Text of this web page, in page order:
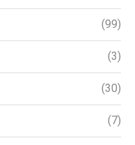
(99)
(3)
(30)
(7)